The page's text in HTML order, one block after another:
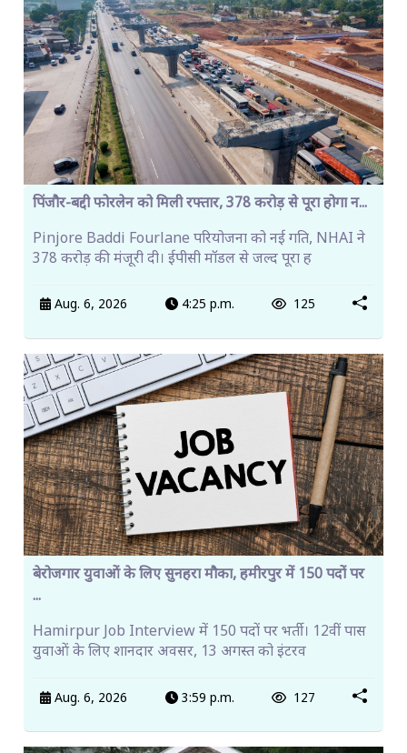
पिंजौर-बद्दी फोरलेन को मिली रफ्तार, 378 करोड़ से पूरा होगा न...
Pinjore Baddi Fourlane परियोजना को नई गति, NHAI ने
378 करोड़ की मंजूरी दी। ईपीसी मॉडल से जल्द पूरा ह
Aug. 6, 2026 4:25 p.m. 125
बेरोजगार युवाओं के लिए सुनहरा मौका, हमीरपुर में 150 पदों पर
...
Hamirpur Job Interview में 150 पदों पर भर्ती। 12वीं पास
युवाओं के लिए शानदार अवसर, 13 अगस्त को इंटरव
Aug. 6, 2026 3:59 p.m. 127